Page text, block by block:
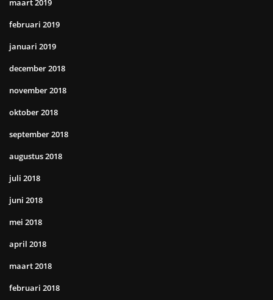
maart 2019
februari 2019
januari 2019
december 2018
november 2018
oktober 2018
september 2018
augustus 2018
juli 2018
juni 2018
mei 2018
april 2018
maart 2018
februari 2018